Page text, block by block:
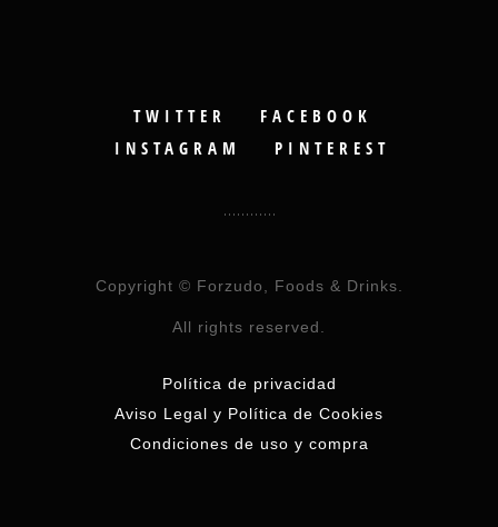
TWITTER
FACEBOOK
INSTAGRAM
PINTEREST
Copyright © Forzudo, Foods & Drinks.
All rights reserved.
Política de privacidad
Aviso Legal y Política de Cookies
Condiciones de uso y compra